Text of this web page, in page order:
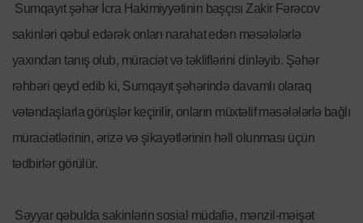
Sumqayıt şəhər İcra Hakimiyyətinin başçısı Zakir Fərəcov
sakinləri qəbul edərək onları narahat edən məsələlərlə
yaxından tanış olub, müraciət və təkliflərini dinləyib. Şəhər
rəhbəri qeyd edib ki, Sumqayıt şəhərində davamlı olaraq
vətəndaşlarla görüşlər keçirilir, onların müxtəlif məsələlərlə bağlı
müraciətlərinin, ərizə və şikayətlərinin həll olunması üçün
tədbirlər görülür.
Səyyar qəbulda sakinlərin sosial müdafiə, mənzil-məişət